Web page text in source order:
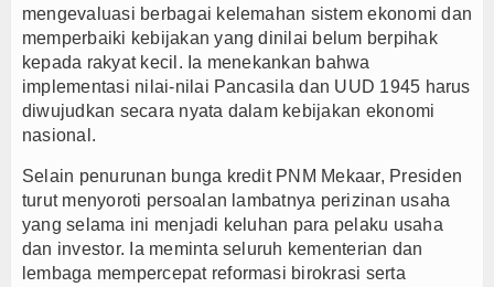
mengevaluasi berbagai kelemahan sistem ekonomi dan
memperbaiki kebijakan yang dinilai belum berpihak
kepada rakyat kecil. Ia menekankan bahwa
implementasi nilai-nilai Pancasila dan UUD 1945 harus
diwujudkan secara nyata dalam kebijakan ekonomi
nasional.
Selain penurunan bunga kredit PNM Mekaar, Presiden
turut menyoroti persoalan lambatnya perizinan usaha
yang selama ini menjadi keluhan para pelaku usaha
dan investor. Ia meminta seluruh kementerian dan
lembaga mempercepat reformasi birokrasi serta